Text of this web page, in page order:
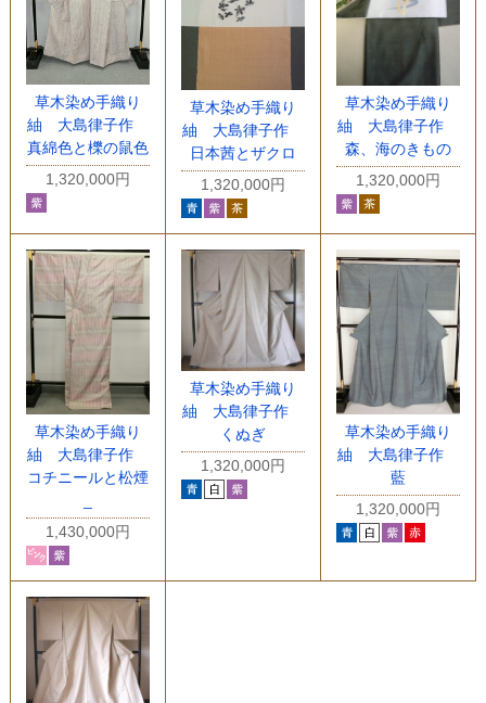
草木染め手織り
紬 大島律子作
真綿色と櫟の鼠色
1,320,000円
草木染め手織り
紬 大島律子作
日本茜とザクロ
1,320,000円
草木染め手織り
紬 大島律子作
森、海のきもの
1,320,000円
草木染め手織り
紬 大島律子作
コチニールと松煙
1,430,000円
草木染め手織り
紬 大島律子作
くぬぎ
1,320,000円
草木染め手織り
紬 大島律子作
藍
1,320,000円